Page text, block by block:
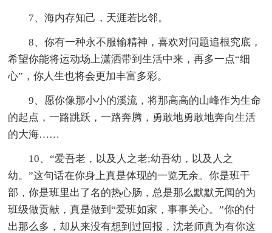
7、海内存知己，天涯若比邻。
8、你有一种永不服输精神，喜欢对问题追根究底，
希望你能将运动场上潇洒带到生活中来，再多一点“细
心”，你人生也将会更加丰富多彩。
9、愿你像那小小的溪流，将那高高的山峰作为生命
的起点，一路跳跃，一路奔腾，勇敢地勇敢地奔向生活
的大海……
10、“爱吾老，以及人之老;幼吾幼，以及人之
幼。”这句话在你身上真是体现的一览无余。你是班干
部，你是班里出了名的热心肠，总是那么默默无闻的为
班级做贡献，真是做到“爱班如家，事事关心。”你的付
出那么多，却从来没有想到过回报，沈老师真为有你这